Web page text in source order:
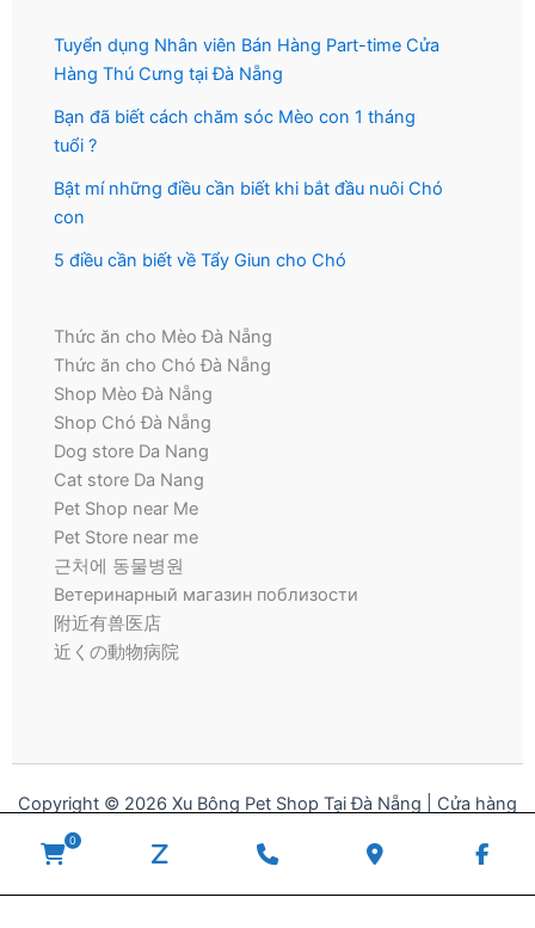
Tuyển dụng Nhân viên Bán Hàng Part-time Cửa
Hàng Thú Cưng tại Đà Nẵng
Bạn đã biết cách chăm sóc Mèo con 1 tháng
tuổi ?
Bật mí những điều cần biết khi bắt đầu nuôi Chó
con
5 điều cần biết về Tẩy Giun cho Chó
Thức ăn cho Mèo Đà Nẵng
Thức ăn cho Chó Đà Nẵng
Shop Mèo Đà Nẵng
Shop Chó Đà Nẵng
Dog store Da Nang
Cat store Da Nang
Pet Shop near Me
Pet Store near me
근처에 동물병원
Ветеринарный магазин поблизости
附近有兽医店
近くの動物病院
Copyright © 2026 Xu Bông Pet Shop Tại Đà Nẵng | Cửa hàng
0
WooCommerce
Cart
Number
Maps